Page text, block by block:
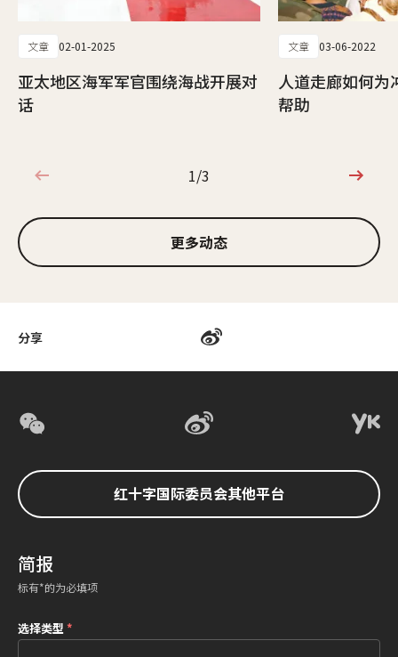
分享
文章 02-01-2025
亚太地区海军军官围绕海战开展对
话
文章 03-06-2022
人道走廊如何为
帮助
1/3
1/3
更多动态
红十字国际委员会其他平台
简报
标有*的为必填项
选择类型*